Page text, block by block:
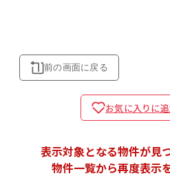
前の画面に戻る
お気に入りに
表示対象となる物件が見
物件一覧から再度表示